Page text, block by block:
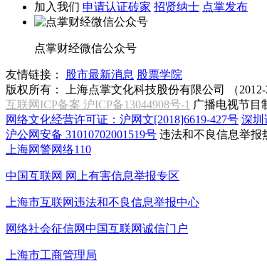
加入我们 申请认证砖家 招贤纳士 点掌发布
点掌财经微信公众号
友情链接： 股市最新消息 股票学院
版权所有：
上海点掌文化科技股份有限公司 （2012-
互联网ICP备案 沪ICP备13044908号-1 广播电视节目
网络文化经营许可证：沪网文[2018]6619-427号 深圳
沪公网安备 31010702001519号 违法和不良信息举报
上海网警网络110
中国互联网 网上有害信息举报专区
上海市互联网违法和不良信息举报中心
网络社会征信网中国互联网诚信门户
上海市工商管理局